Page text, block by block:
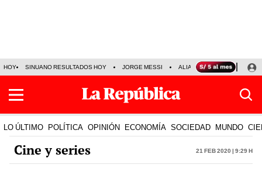
HOY SINUANO RESULTADOS HOY JORGE MESSI ALIANZA LIMA VS SPORT
LO ÚLTIMO POLÍTICA OPINIÓN ECONOMÍA SOCIEDAD MUNDO
Cine y series 21 Feb 2020 | 9:29 h